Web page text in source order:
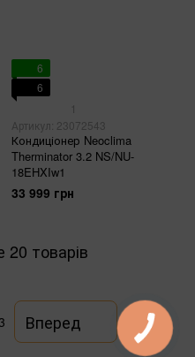
6
6
1
Артикул: 23072543
Кондиціонер Neoclima
Therminator 3.2 NS/NU-
18EHXIw1
33 999 грн
товарів
Вперед